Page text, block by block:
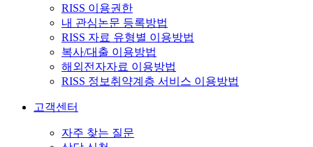
RISS 이용권한
내 관심논문 등록방법
RISS 자료 유형별 이용방법
복사/대출 이용방법
해외전자자료 이용방법
RISS 정보취약계층 서비스 이용방법
고객센터
자주 찾는 질문